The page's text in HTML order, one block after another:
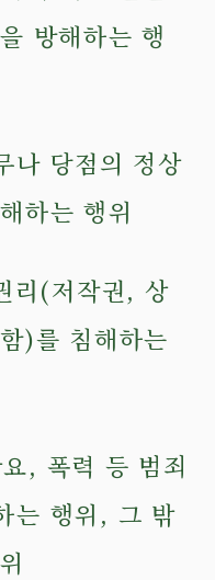
방해하는 행
나 당점의 정상
하는 행위
리(저작권, 상
)를 침해하는
, 폭력 등 범죄
는 행위, 그 밖